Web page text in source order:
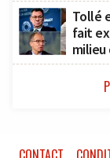
Tollé
fait
milieu